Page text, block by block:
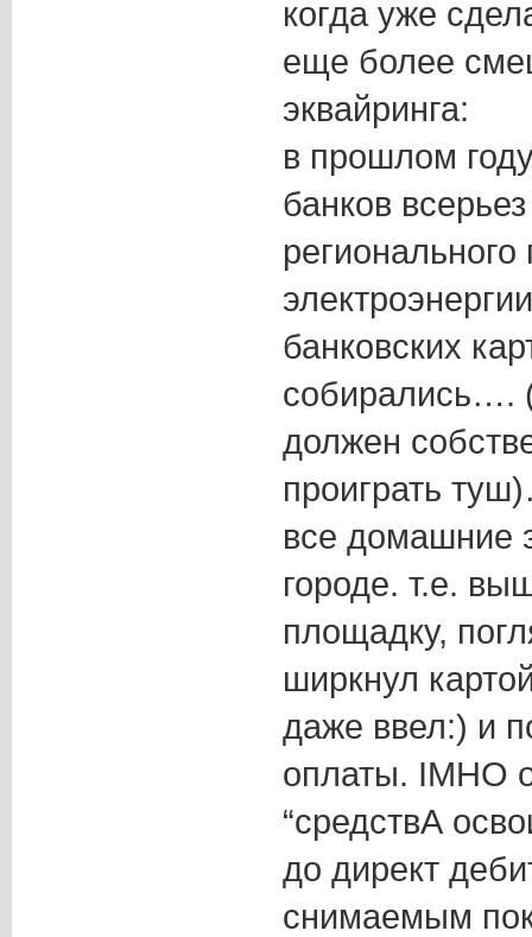
когда уже
еще более
эквайринга:
в прошлом
банков
банковских
собирались….
должен
проиграть
все домашние
городе. т.е.
площадку,
ширкнул
даже ввел:) и
оплаты. IMHO
“средствА
до директ
снимаемым